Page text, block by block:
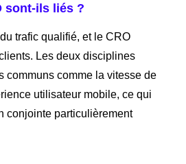
sont-ils liés ?
trafic qualifié, et le CRO
Les deux disciplines
communs comme la vitesse de
utilisateur mobile, ce qui
conjointe particulièrement